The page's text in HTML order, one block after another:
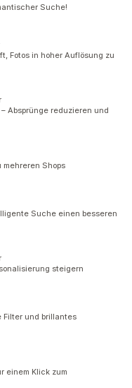
Suche!
Fotos in hoher Auflösung zu
Absprünge reduzieren und
mehreren Shops
Suche einen besseren
steigern
und brillantes
einem Klick zum